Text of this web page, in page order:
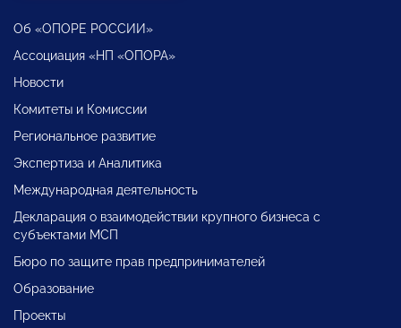
Об «ОПОРЕ РОССИИ»
Ассоциация «НП «ОПОРА»
Новости
Комитеты и Комиссии
Региональное развитие
Экспертиза и Аналитика
Международная деятельность
Декларация о взаимодействии крупного бизнеса с
субъектами МСП
Бюро по защите прав предпринимателей
Образование
Проекты